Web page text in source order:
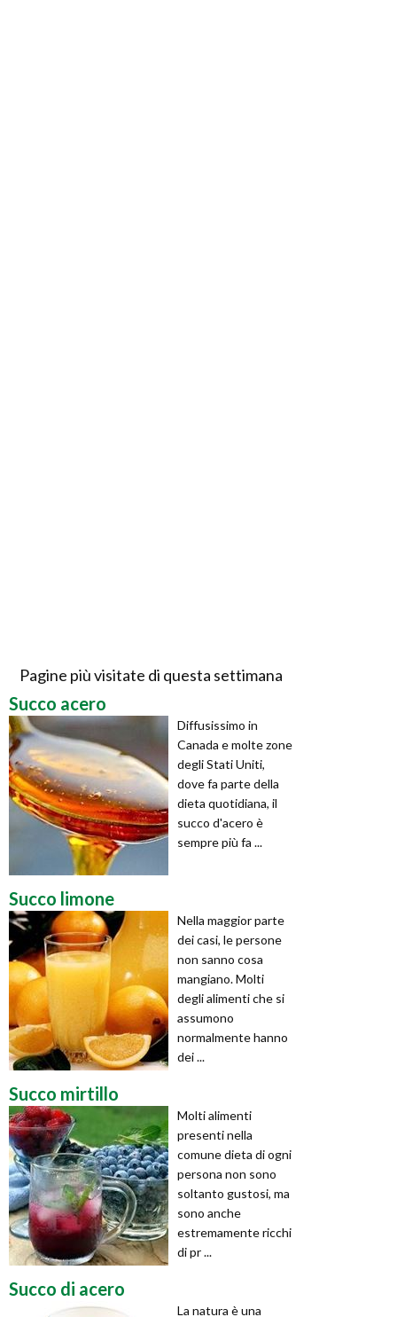
Pagine più visitate di questa settimana
Succo acero
Diffusissimo in
Canada e molte zone
degli Stati Uniti,
dove fa parte della
dieta quotidiana, il
succo d'acero è
sempre più fa ...
Succo limone
Nella maggior parte
dei casi, le persone
non sanno cosa
mangiano. Molti
degli alimenti che si
assumono
normalmente hanno
dei ...
Succo mirtillo
Molti alimenti
presenti nella
comune dieta di ogni
persona non sono
soltanto gustosi, ma
sono anche
estremamente ricchi
di pr ...
Succo di acero
La natura è una